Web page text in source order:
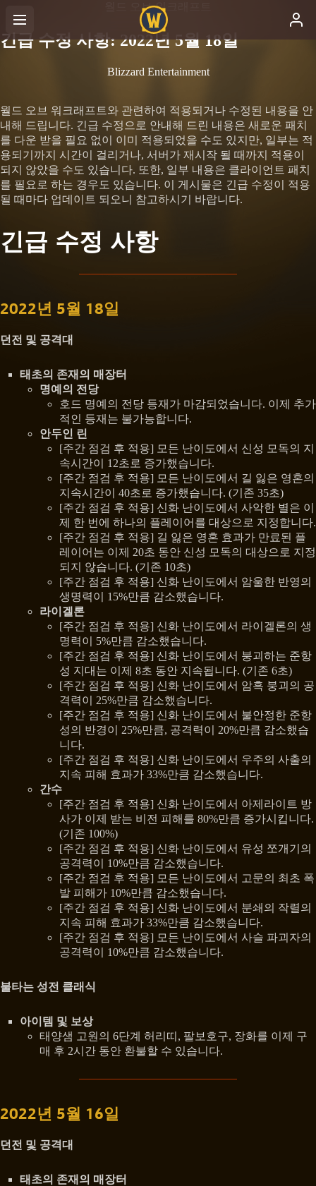
월드 오브 워크래프트
긴급 수정 사항: 2022년 5월 18일
Blizzard Entertainment
월드 오브 워크래프트와 관련하여 적용되거나 수정된 내용을 안
내해 드립니다. 긴급 수정으로 안내해 드린 내용은 새로운 패치
를 다운 받을 필요 없이 이미 적용되었을 수도 있지만, 일부는 적
용되기까지 시간이 걸리거나, 서버가 재시작 될 때까지 적용이
되지 않았을 수도 있습니다. 또한, 일부 내용은 클라이언트 패치
를 필요로 하는 경우도 있습니다. 이 게시물은 긴급 수정이 적용
될 때마다 업데이트 되오니 참고하시기 바랍니다.
긴급 수정 사항
2022년 5월 18일
던전 및 공격대
태초의 존재의 매장터
명예의 전당
호드 명예의 전당 등재가 마감되었습니다. 이제 추가
적인 등재는 불가능합니다.
안두인 린
[주간 점검 후 적용] 모든 난이도에서 신성 모독의 지
속시간이 12초로 증가했습니다.
[주간 점검 후 적용] 모든 난이도에서 길 잃은 영혼의
지속시간이 40초로 증가했습니다. (기존 35초)
[주간 점검 후 적용] 신화 난이도에서 사악한 별은 이
제 한 번에 하나의 플레이어를 대상으로 지정합니다.
[주간 점검 후 적용] 길 잃은 영혼 효과가 만료된 플
레이어는 이제 20초 동안 신성 모독의 대상으로 지정
되지 않습니다. (기존 10초)
[주간 점검 후 적용] 신화 난이도에서 암울한 반영의
생명력이 15%만큼 감소했습니다.
라이겔론
[주간 점검 후 적용] 신화 난이도에서 라이겔론의 생
명력이 5%만큼 감소했습니다.
[주간 점검 후 적용] 신화 난이도에서 붕괴하는 준항
성 지대는 이제 8초 동안 지속됩니다. (기존 6초)
[주간 점검 후 적용] 신화 난이도에서 암흑 붕괴의 공
격력이 25%만큼 감소했습니다.
[주간 점검 후 적용] 신화 난이도에서 불안정한 준항
성의 반경이 25%만큼, 공격력이 20%만큼 감소했습
니다.
[주간 점검 후 적용] 신화 난이도에서 우주의 사출의
지속 피해 효과가 33%만큼 감소했습니다.
간수
[주간 점검 후 적용] 신화 난이도에서 아제라이트 방
사가 이제 받는 비전 피해를 80%만큼 증가시킵니다.
(기존 100%)
[주간 점검 후 적용] 신화 난이도에서 유성 쪼개기의
공격력이 10%만큼 감소했습니다.
[주간 점검 후 적용] 모든 난이도에서 고문의 최초 폭
발 피해가 10%만큼 감소했습니다.
[주간 점검 후 적용] 신화 난이도에서 분쇄의 작렬의
지속 피해 효과가 33%만큼 감소했습니다.
[주간 점검 후 적용] 모든 난이도에서 사슬 파괴자의
공격력이 10%만큼 감소했습니다.
불타는 성전 클래식
아이템 및 보상
태양샘 고원의 6단계 허리띠, 팔보호구, 장화를 이제 구
매 후 2시간 동안 환불할 수 있습니다.
2022년 5월 16일
던전 및 공격대
태초의 존재의 매장터